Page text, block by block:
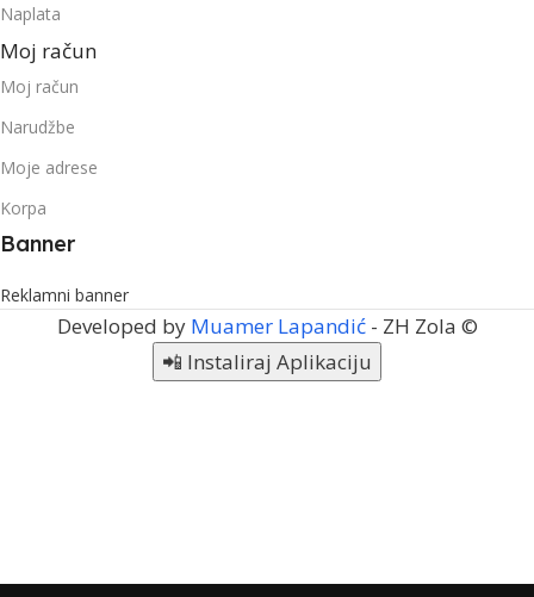
Naplata
Moj račun
Moj račun
Narudžbe
Moje adrese
Korpa
Banner
Reklamni banner
Developed by Muamer Lapandić- ZH Zola ©
📲 Instaliraj Aplikaciju